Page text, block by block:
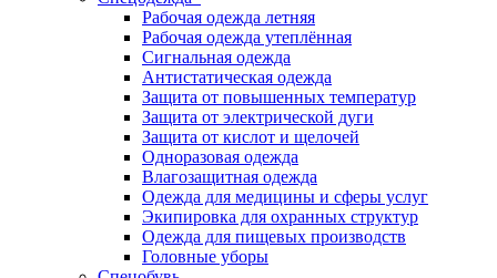
Рабочая одежда летняя
Рабочая одежда утеплённая
Сигнальная одежда
Антистатическая одежда
Защита от повышенных температур
Защита от электрической дуги
Защита от кислот и щелочей
Одноразовая одежда
Влагозащитная одежда
Одежда для медицины и сферы услуг
Экипировка для охранных структур
Одежда для пищевых производств
Головные уборы